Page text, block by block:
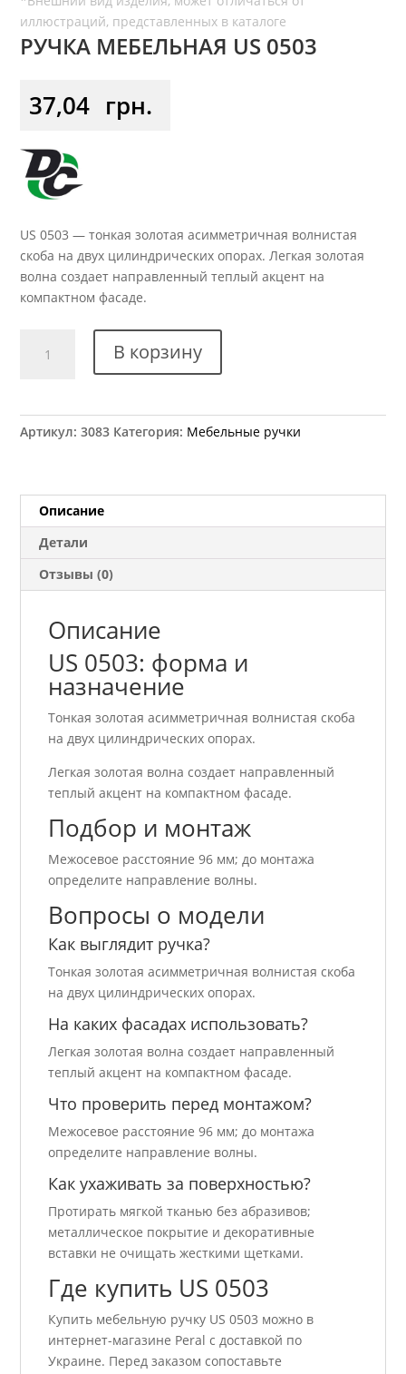
РУЧКА МЕБЕЛЬНАЯ US 0503
37,04 грн.
US 0503 — тонкая золотая асимметричная волнистая
скоба на двух цилиндрических опорах. Легкая золотая
волна создает направленный теплый акцент на
компактном фасаде.
товара
0503
В корзину
Артикул:3083 Категория: Мебельные ручки
Описание
Детали
Отзывы (0)
Описание
US 0503: форма и
назначение
Тонкая золотая асимметричная волнистая скоба
на двух цилиндрических опорах.
Легкая золотая волна создает направленный
теплый акцент на компактном фасаде.
Подбор и монтаж
Межосевое расстояние 96 мм; до монтажа
определите направление волны.
Вопросы о модели
Как выглядит ручка?
Тонкая золотая асимметричная волнистая скоба
на двух цилиндрических опорах.
На каких фасадах использовать?
Легкая золотая волна создает направленный
теплый акцент на компактном фасаде.
Что проверить перед монтажом?
Межосевое расстояние 96 мм; до монтажа
определите направление волны.
Как ухаживать за поверхностью?
Протирать мягкой тканью без абразивов;
металлическое покрытие и декоративные
вставки не очищать жесткими щетками.
Где купить US 0503
Купить мебельную ручку US 0503 можно в
интернет-магазине Peral с доставкой по
Украине. Перед заказом сопоставьте